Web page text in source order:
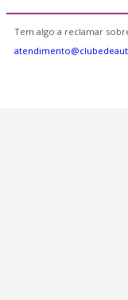
Tem algo a reclamar